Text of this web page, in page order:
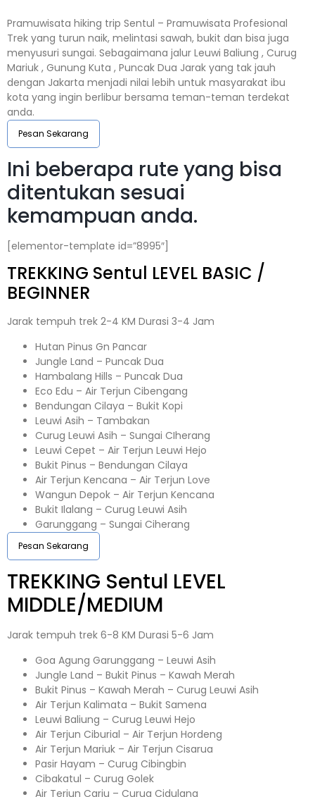
Pramuwisata hiking trip Sentul – Pramuwisata Profesional
Trek yang turun naik, melintasi sawah, bukit dan bisa juga
menyusuri sungai. Sebagaimana jalur Leuwi Baliung , Curug
Mariuk , Gunung Kuta , Puncak Dua Jarak yang tak jauh
dengan Jakarta menjadi nilai lebih untuk masyarakat ibu
kota yang ingin berlibur bersama teman-teman terdekat
anda.
Pesan Sekarang
Ini beberapa rute yang bisa
ditentukan sesuai
kemampuan anda.
[elementor-template id=”8995″]
TREKKING Sentul LEVEL BASIC /
BEGINNER
Jarak tempuh trek 2-4 KM Durasi 3-4 Jam
Hutan Pinus Gn Pancar
Jungle Land – Puncak Dua
Hambalang Hills – Puncak Dua
Eco Edu – Air Terjun Cibengang
Bendungan Cilaya – Bukit Kopi
Leuwi Asih – Tambakan
Curug Leuwi Asih – Sungai CIherang
Leuwi Cepet – Air Terjun Leuwi Hejo
Bukit Pinus – Bendungan Cilaya
Air Terjun Kencana – Air Terjun Love
Wangun Depok – Air Terjun Kencana
Bukit Ilalang – Curug Leuwi Asih
Garunggang – Sungai Ciherang
Pesan Sekarang
TREKKING Sentul LEVEL
MIDDLE/MEDIUM
Jarak tempuh trek 6-8 KM Durasi 5-6 Jam
Goa Agung Garunggang – Leuwi Asih
Jungle Land – Bukit Pinus – Kawah Merah
Bukit Pinus – Kawah Merah – Curug Leuwi Asih
Air Terjun Kalimata – Bukit Samena
Leuwi Baliung – Curug Leuwi Hejo
Air Terjun Ciburial – Air Terjun Hordeng
Air Terjun Mariuk – Air Terjun Cisarua
Pasir Hayam – Curug Cibingbin
Cibakatul – Curug Golek
Air Terjun Cariu – Curug Cidulang